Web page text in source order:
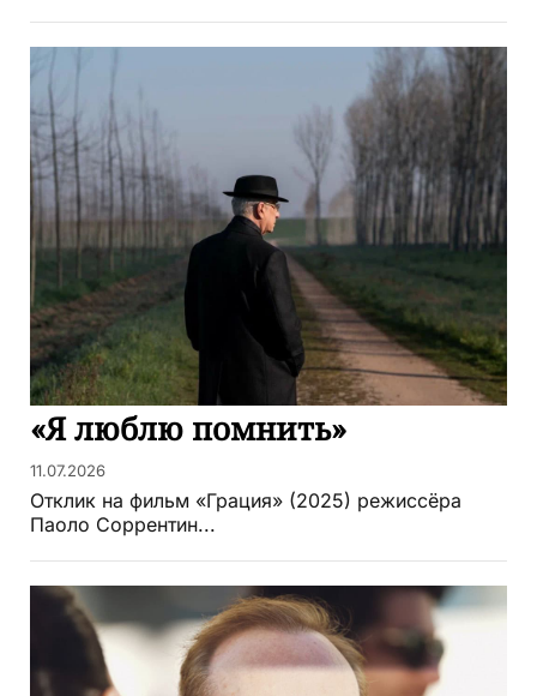
«Я люблю помнить»
11.07.2026
Отклик на фильм «Грация» (2025) режиссёра
Паоло Соррентин...